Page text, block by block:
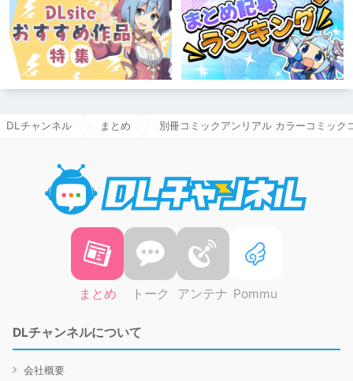
DLチャンネル まとめ 別冊コミックアンリアル カラーコミッ
まとめ トーク アンテナ Pommu
DLチャンネルについて
会社概要